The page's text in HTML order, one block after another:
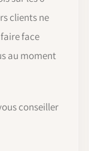
clients ne
face
au moment
conseiller